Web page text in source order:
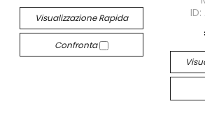
Visualizzazione Rapida
Confronta